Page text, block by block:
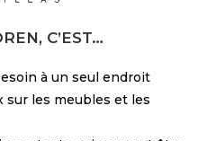
C’EST…
à un seul endroit
sur les meubles et les